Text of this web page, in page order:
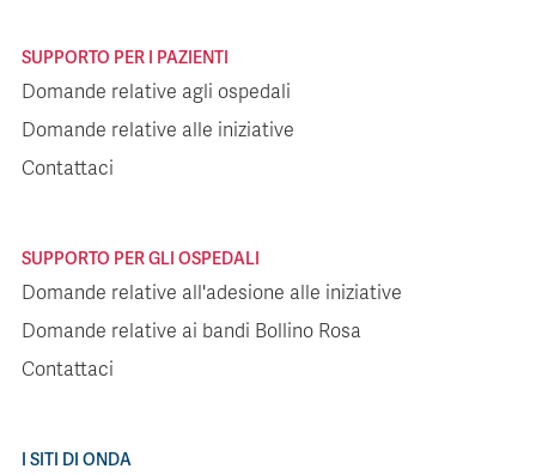
SUPPORTO PER I PAZIENTI
Domande relative agli ospedali
Domande relative alle iniziative
Contattaci
SUPPORTO PER GLI OSPEDALI
Domande relative all'adesione alle iniziative
Domande relative ai bandi Bollino Rosa
Contattaci
I SITI DI ONDA